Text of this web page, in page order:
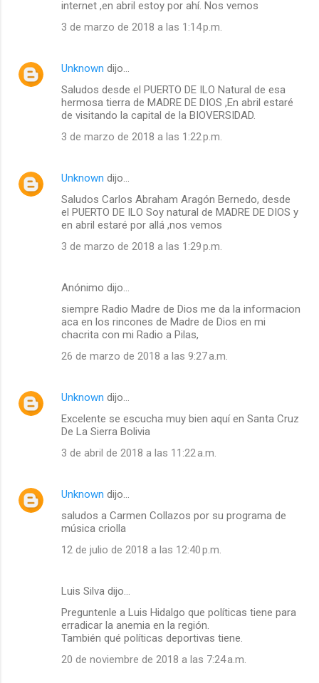
internet ,en abril estoy por ahí. Nos vemos
3 de marzo de 2018 a las 1:14 p.m.
Unknown dijo…
Saludos desde el PUERTO DE ILO Natural de esa
hermosa tierra de MADRE DE DIOS ,En abril estaré
de visitando la capital de la BIOVERSIDAD.
3 de marzo de 2018 a las 1:22 p.m.
Unknown dijo…
Saludos Carlos Abraham Aragón Bernedo, desde
el PUERTO DE ILO Soy natural de MADRE DE DIOS y
en abril estaré por allá ,nos vemos
3 de marzo de 2018 a las 1:29 p.m.
Anónimo dijo…
siempre Radio Madre de Dios me da la informacion
aca en los rincones de Madre de Dios en mi
chacrita con mi Radio a Pilas,
26 de marzo de 2018 a las 9:27 a.m.
Unknown dijo…
Excelente se escucha muy bien aquí en Santa Cruz
De La Sierra Bolivia
3 de abril de 2018 a las 11:22 a.m.
Unknown dijo…
saludos a Carmen Collazos por su programa de
música criolla
12 de julio de 2018 a las 12:40 p.m.
Luis Silva dijo…
Preguntenle a Luis Hidalgo que políticas tiene para
erradicar la anemia en la región.
También qué políticas deportivas tiene.
20 de noviembre de 2018 a las 7:24 a.m.